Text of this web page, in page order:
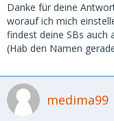
Wie die anderen es
richtige
geworden wie alles,
Mittelmaß nimmt,
250, mittlerweile
pro Treffen.
Bei mir war da alles
Danke für deine
worauf ich mich
findest deine SBs auch
(Hab den Namen
medima99